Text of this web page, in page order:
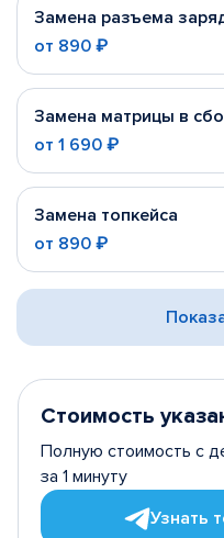
Замена разъема
от 890 ₽
Замена матрицы в
от 1 690 ₽
Замена топкейса
от 890 ₽
Стоимость
Полную стоимость с
за 1 минуту
Узнать